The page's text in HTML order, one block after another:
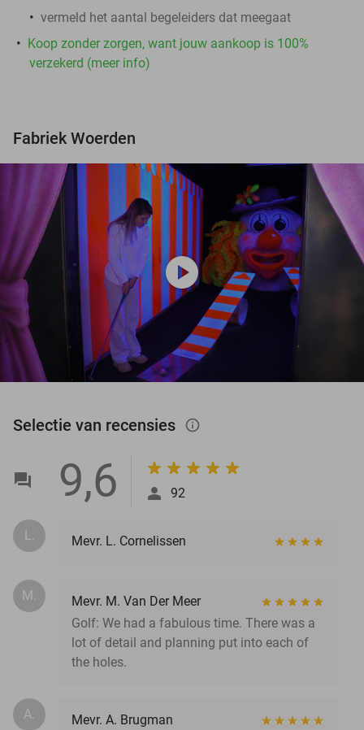
vermeld het aantal begeleiders dat meegaat
Koop zonder zorgen, want jouw aankoop is 100%
verzekerd (meer info)
Fabriek Woerden
play_circle
Selectie van recensies info_outlined
9,6 92
L. Mevr. L. Cornelissen
M.
Mevr. M. Van Der Meer
Golf: We had a fabulous time. There was a
lot of detail and planning put into each of
the holes.
A.
Mevr. A. Brugman